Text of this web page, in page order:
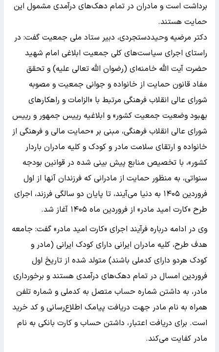
برداشت است و مادران در تمام دهک‌های درآمدی مشمول این
حمایت هستند.
دکتر مرضیه وحیددستجردی، دبیر ستاد ملی جمعیت گفت: در
راستای اجرای سیاست‌های کلی جمعیت ابلاغی امام شهید
حضرت آیت الله خامنه‌ای (رضوان الله تعالی علیه) و تحقق
مفاد قانون حمایت از خانواده و جوانی جمعیت و مصوبه
شورای عالی انقلاب فرهنگی مرتبط با «الزامات و راهکارهای
بهبود وضعیت جمعیت کشور» و ابلاغیه رییس جمهور و رییس
شورای عالی انقلاب فرهنگی، مبنی بر «حمایت مالی و فرهنگی از
خانواده و ارتقای سلامت مادر و کودک و کلیه مادران باردار
کشور»، با تخصیص منابع پیش بینی شده در قوانین بودجه
سنواتی، به منظور حمایت از مادرانی که فرزندان آنها از اول
فروردین ۱۴۰۵ به دنیا می‌آیند، تا پایان دو سالگی فرزند، اجرای
طرح «کارت امید مادر» از فروردین ماه ۱۴۰۵ آغاز شد.
وی در ادامه درباره فرآیند اجرای «کارت امید مادر» گفت: جامعه
هدف طرح، کلیه مادران ایرانی دارای کودک ایرانی (مادر و
کودک هردو دارای کدملی باشند) متولد شده از تاریخ اول
فروردین امسال در تمام دهک‌های درآمدی هستند و برخورداری
مادر، به داشتن شماره حساب متصل به کدملی و شماره تلفن
همراه به نام مادر جهت دریافت پیامک اطلاع‌رسانی و کد خرید
است. برای دریافت اعتبار، داشتن حساب و کارت بانکی به نام
مادر کفایت می‌کند.